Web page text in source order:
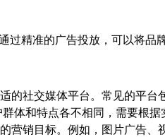
过精准的广告投放，可以将品
的社交媒体平台。常见的平台
体和特点各不相同，需要根据
营销目标。例如，图片广告